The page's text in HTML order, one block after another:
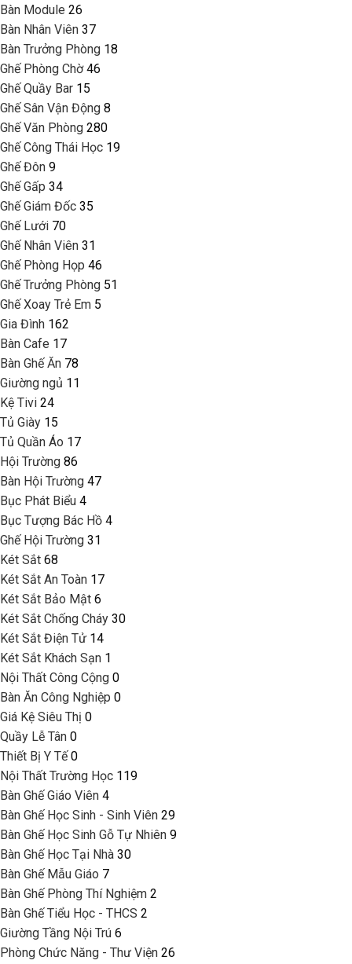
Bàn Module 26
Bàn Nhân Viên 37
Bàn Trưởng Phòng 18
Ghế Phòng Chờ 46
Ghế Quầy Bar 15
Ghế Sân Vận Động 8
Ghế Văn Phòng 280
Ghế Công Thái Học 19
Ghế Đôn 9
Ghế Gấp 34
Ghế Giám Đốc 35
Ghế Lưới 70
Ghế Nhân Viên 31
Ghế Phòng Họp 46
Ghế Trưởng Phòng 51
Ghế Xoay Trẻ Em 5
Gia Đình 162
Bàn Cafe 17
Bàn Ghế Ăn 78
Giường ngủ 11
Kệ Tivi 24
Tủ Giày 15
Tủ Quần Áo 17
Hội Trường 86
Bàn Hội Trường 47
Bục Phát Biểu 4
Bục Tượng Bác Hồ 4
Ghế Hội Trường 31
Két Sắt 68
Két Sắt An Toàn 17
Két Sắt Bảo Mật 6
Két Sắt Chống Cháy 30
Két Sắt Điện Tử 14
Két Sắt Khách Sạn 1
Nội Thất Công Cộng 0
Bàn Ăn Công Nghiệp 0
Giá Kệ Siêu Thị 0
Quầy Lễ Tân 0
Thiết Bị Y Tế 0
Nội Thất Trường Học 119
Bàn Ghế Giáo Viên 4
Bàn Ghế Học Sinh - Sinh Viên 29
Bàn Ghế Học Sinh Gỗ Tự Nhiên 9
Bàn Ghế Học Tại Nhà 30
Bàn Ghế Mẫu Giáo 7
Bàn Ghế Phòng Thí Nghiệm 2
Bàn Ghế Tiểu Học - THCS 2
Giường Tầng Nội Trú 6
Phòng Chức Năng - Thư Viện 26